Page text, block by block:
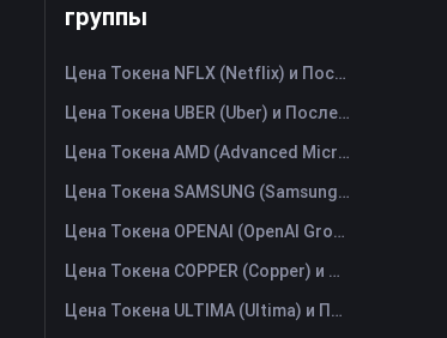
группы
Цена Токена NFLX (Netflix) и Последний График в Реальном Времени
Цена Токена UBER (Uber) и Последний График в Реальном Времени
Цена Токена AMD (Advanced Micro Devices) и Последний График в Реальном Времени
Цена Токена SAMSUNG (Samsung Electronics Co., Ltd) и Последний График в Реальном Времени
Цена Токена OPENAI (OpenAI Group PBC) и Последний График в Реальном Времени
Цена Токена COPPER (Copper) и Последний График в Реальном Времени
Цена Токена ULTIMA (Ultima) и Последний График в Реальном Времени